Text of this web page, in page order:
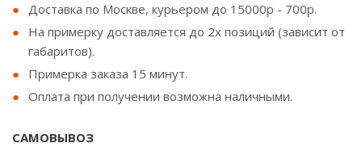
Доставка по Москве, курьером до 15000р - 700р.
На примерку доставляется до 2х позиций (зависит от
габаритов).
Примерка заказа 15 минут.
Оплата при получении возможна наличными.
САМОВЫВОЗ